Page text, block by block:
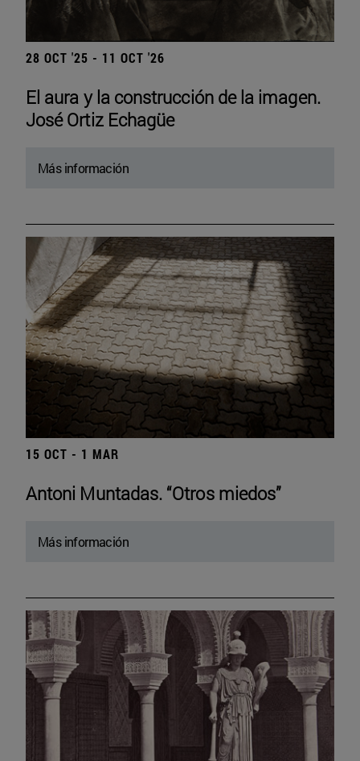
28 OCT '25 - 11 OCT '26
El aura y la construcción de la imagen.
José Ortiz Echagüe
Más información
15 OCT - 1 MAR
Antoni Muntadas. “Otros miedos”
Más información